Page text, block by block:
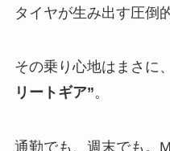
タイヤが生み出す圧倒
その乗り心地はまさに
リートギア”。
通勤でも、週末でも。